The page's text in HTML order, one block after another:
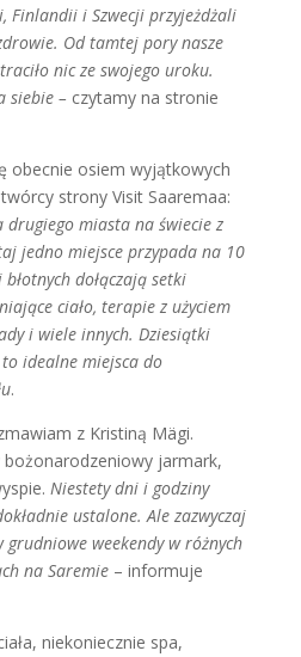
Finlandii i Szwecji przyjeżdżali
Od tamtej pory nasze
nic ze swojego uroku.
siebie – czytamy na stronie
obecnie osiem wyjątkowych
strony Visit Saaremaa:
miasta na świecie z
jedno miejsce przypada na 10
dołączają setki
ciało, terapie z użyciem
i wiele innych. Dziesiątki
idealne miejsca do
.
z Kristiną Mägi.
jarmark,
Niestety dni i godziny
ustalone. Ale zazwyczaj
weekendy w różnych
na Saremie – informuje
niekoniecznie spa,